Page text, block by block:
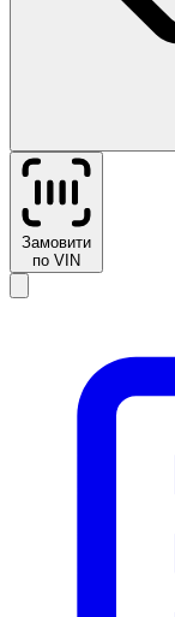
Замовити
по VIN